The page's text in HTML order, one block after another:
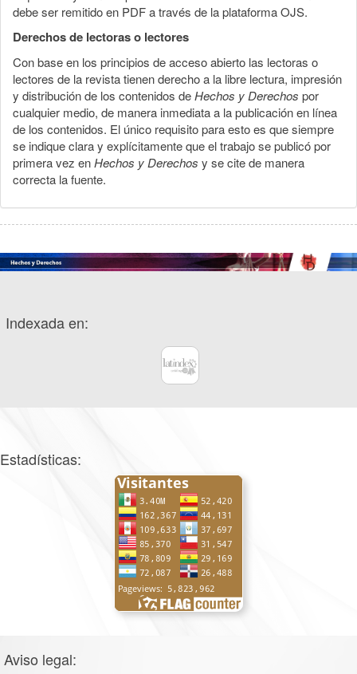
debe ser remitido en PDF a través de la plataforma OJS.
Derechos de lectoras o lectores
Con base en los principios de acceso abierto las lectoras o
lectores de la revista tienen derecho a la libre lectura, impresión
y distribución de los contenidos deHechos y Derechos por
cualquier medio, de manera inmediata a la publicación en línea
de los contenidos. El único requisito para esto es que siempre
se indique clara y explícitamente que el trabajo se publicó por
primera vez enHechos y Derechos y se cite de manera
correcta la fuente.
Indexada en:
Estadísticas:
Aviso legal: